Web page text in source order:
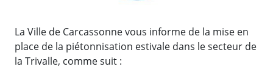
La Ville de Carcassonne vous informe de la mise en
place de la piétonnisation estivale dans le secteur de
la Trivalle, comme suit :